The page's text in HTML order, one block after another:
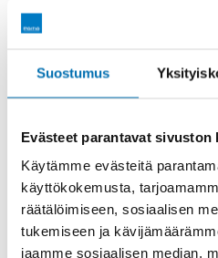
Suostumus
Evästeet parantavat sivuston
Käytämme evästeitä
käyttökokemusta,
räätälöimiseen, sosiaalisen
tukemiseen ja
jaamme sosiaalisen median,
NISSAN